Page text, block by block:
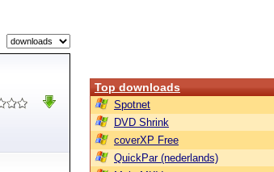
Top downloads
Spotnet
DVD Shrink
coverXP Free
QuickPar (nederlands)